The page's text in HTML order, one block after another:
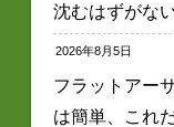
沈むはずがない
2026年8月5日
フラットアー
は簡単、これ